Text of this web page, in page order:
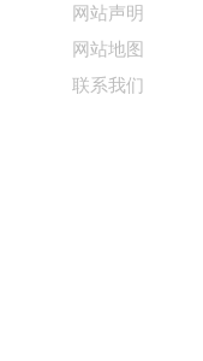
网站声明
网站地图
联系我们